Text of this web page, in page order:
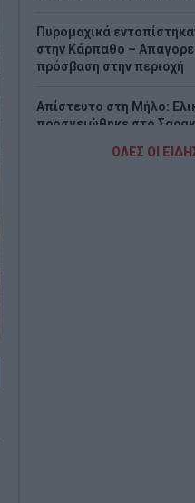
Πυρομαχικά
στην Κάρπαθο –
πρόσβαση στην περιοχή
Απίστευτο στη Μήλο:
προσγειώθηκε στο
ΟΛΕΣ ΟΙ